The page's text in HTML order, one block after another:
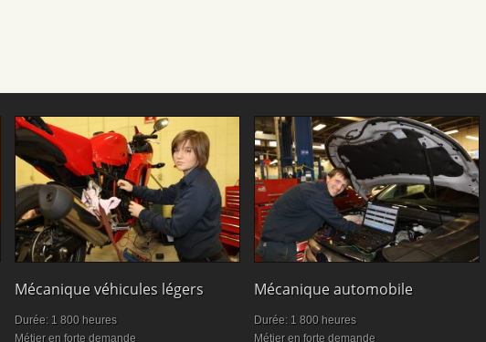
Mécanique véhicules légers
Durée: 1 800 heures
Métier en forte demande
Mécanique automobile
Durée: 1 800 heures
Métier en forte demande